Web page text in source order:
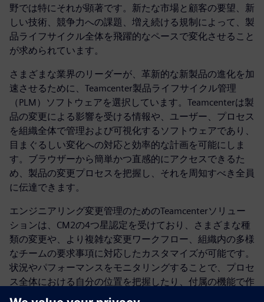
野では特にそれが顕著です。新たな市場と顧客の要望、新
しい技術、競争力への課題、増え続ける規制によって、製
品ライフサイクル全体を飛躍的なペースで変化させること
が求められています。
さまざまな業界のリーダーが、革新的な新製品の進化を加
速させるために、Teamcenter製品ライフサイクル管理
（PLM）ソフトウェアを選択しています。Teamcenterは製
品の変更による影響を受ける情報や、ユーザー、プロセス
を組織全体で管理および可視化するソフトウェアであり、
目まぐるしい変化への対応と効率的な計画を可能にしま
す。ブラウザーから簡単かつ直感的にアクセスできるた
め、製品の変更プロセスを把握し、それを周知すべき全員
に伝達できます。
エンジニアリング変更管理のためのTeamcenterソリュー
ションは、CM2の4つ星認定を受けており、さまざまな種
類の変更や、より複雑な変更ワークフロー、組織内の多様
なチームの要求事項に対応したカスタマイズが可能です。
状況やパフォーマンスをモニタリングすることで、プロセ
ス全体における自分の位置を把握したり、付属の機能で作
成された変更管理レポートを確認したりできます。クロー